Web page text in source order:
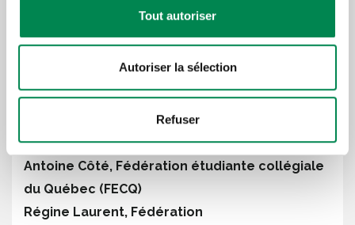
Tout autoriser
Autoriser la sélection
Refuser
démocratiques (CSD)
Louise Chabot, Centrale des syndicats du
Québec (CSQ)
Daniel Boyer, Fédération des travailleurs et
travailleuses du Québec (FTQ)
Antoine Côté, Fédération étudiante collégiale
du Québec (FECQ)
Régine Laurent, Fédération